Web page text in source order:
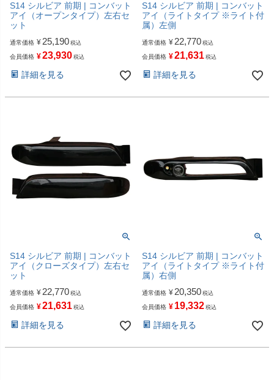
S14 シルビア 前期 | コンバット
アイ（オープンタイプ）左右セ
ット
通常価格 ¥ 25,190 税込
会員価格 ¥23,930 税込
詳細を見る
S14 シルビア 前期 | コンバット
アイ（ライトタイプ ※ライト付
属）左側
通常価格 ¥ 22,770 税込
会員価格 ¥21,631 税込
詳細を見る
S14 シルビア 前期 | コンバット
アイ（クローズタイプ）左右セ
ット
通常価格 ¥ 22,770 税込
会員価格 ¥21,631 税込
詳細を見る
S14 シルビア 前期 | コンバット
アイ（ライトタイプ ※ライト付
属）右側
通常価格 ¥ 20,350 税込
会員価格 ¥ 19,332 税込
詳細を見る